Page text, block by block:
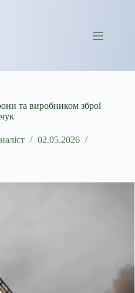
та виробником зброї
02.05.2026